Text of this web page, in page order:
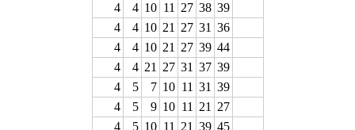
4
4 10 11 27 38 39
4
4 10 21 27 31 36
4
4 10 21 27 39 44
4
4 21 27 31 37 39
4
5 7 10 11 31 39
4
5 9 10 11 21
27
4
5 10 11 21 39 45